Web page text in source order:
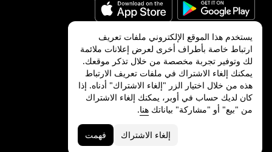
©
2026شركة Uber Technologies, Inc.‎
ميزات ذوي الاحتياجات الخاصةالشروط
يستخدم هذا الموقع الإلكتروني ملفات تعريف
ارتباط خاصة بأطراف أخرى لعرض إعلانات ملائمة
لك وتوفير تجربة مخصصة من خلال تذكر موقعك.
يمكنك إلغاء الاشتراك في ملفات تعريف الارتباط
هذه من خلال اختيار الزر "إلغاء الاشتراك" أدناه. إذا
كان لديك حساب في أوبر، يمكنك إلغاء الاشتراك
من "بيع" أو "مشاركة" بياناتك هنا.
إلغاء الاشتراك فهمت